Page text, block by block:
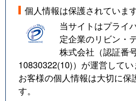
個人情報は保護されていま
当サイトはプライ
定企業のリビン・
株式会社（認証番
10830322(10)）が運営してい
お客様の個人情報は大切に保
す。